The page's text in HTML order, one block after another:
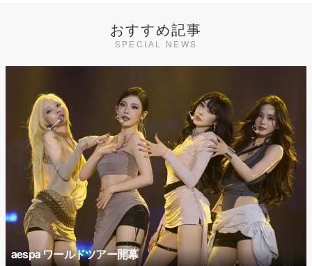
おすすめ記事
SPECIAL NEWS
aespa ワールドツアー開幕